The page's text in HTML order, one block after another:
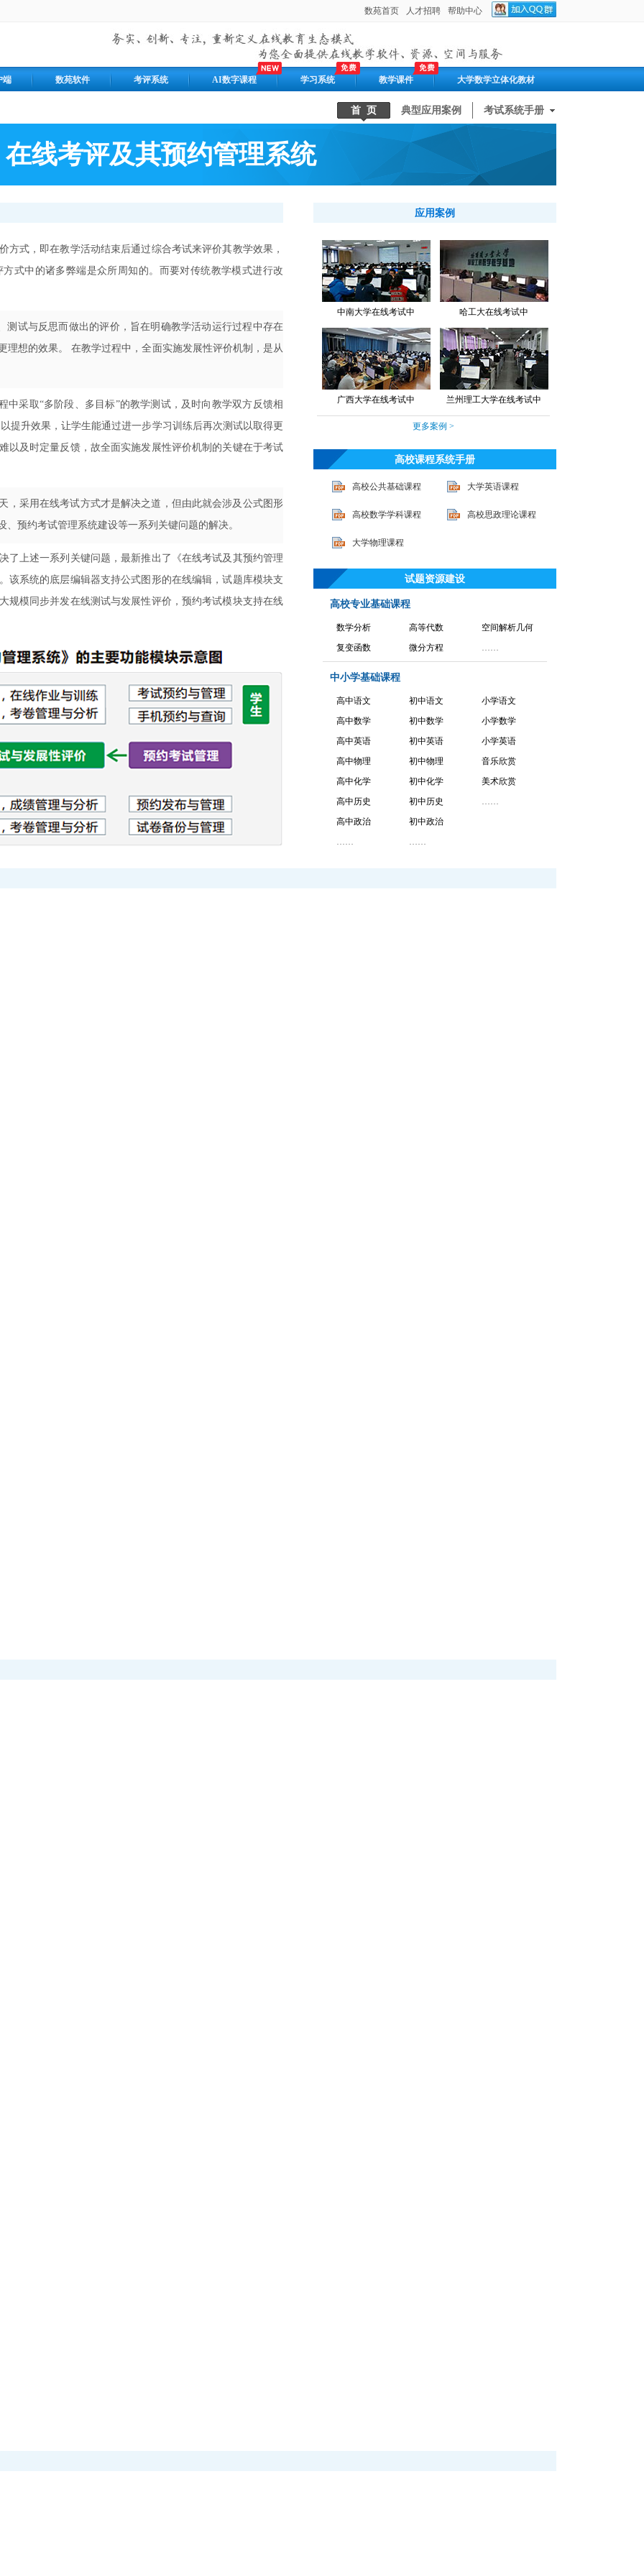
端 数苑软件 考评系统 AI数字课程 学习系统 教学课件 大学数学立体化教材
典型应用案例
首 页 考试系统手册
在线考评及其预约管理系统
应用案例
中南大学在线考试中 哈工大在线考试中
广西大学在线考试中 兰州理工大学在线考试中
更多案例 >
高校课程系统手册
高校公共基础课程 大学英语课程
高校数学学科课程 高校思政理论课程
大学物理课程
试题资源建设
高校专业基础课程
数学分析
复变函数
高等代数
微分方程
空间解析几何
……
中小学基础课程
高中语文
高中数学
高中英语
高中物理
高中化学
高中历史
高中政治
……
初中语文
初中数学
初中英语
初中物理
初中化学
初中历史
初中政治
……
小学语文
小学数学
小学英语
音乐欣赏
美术欣赏
……
方式，即在教学活动结束后通过综合考试来评价其教学效果，
式中的诸多弊端是众所周知的。而要对传统教学模式进行改
测试与反思而做出的评价，旨在明确教学活动运行过程中存在
理想的效果。 在教学过程中，全面实施发展性评价机制，是从
中采取“多阶段、多目标”的教学测试，及时向教学双方反馈相
提升效果，让学生能通过进一步学习训练后再次测试以取得更
以及时定量反馈，故全面实施发展性评价机制的关键在于考试
，采用在线考试方式才是解决之道，但由此就会涉及公式图形
预约考试管理系统建设等一系列关键问题的解决。
了上述一系列关键问题，最新推出了《在线考试及其预约管理
该系统的底层编辑器支持公式图形的在线编辑，试题库模块支
规模同步并发在线测试与发展性评价，预约考试模块支持在线